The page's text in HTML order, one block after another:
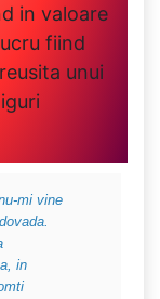
in valoare
fiind
unui
mi vine
in